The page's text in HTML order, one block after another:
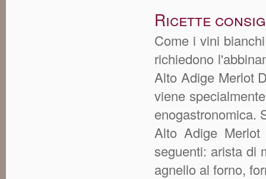
Ricette
Come i vini
richiedono
Alto Adige Merlot
viene
enogastronomica.
Alto Adige
seguenti: arista di
agnello al forno,